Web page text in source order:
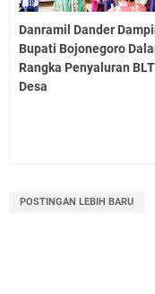
Danramil Dander
Bupati Bojonegoro
Rangka Penyaluran
Desa
POSTINGAN LEBIH BARU